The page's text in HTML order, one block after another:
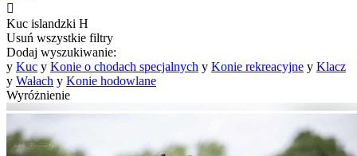

Kuc islandzki H
Usuń wszystkie filtry
Dodaj wyszukiwanie:
y Kuc y Konie o chodach specjalnych y Konie rekreacyjne y Klacz
y Wałach y Konie hodowlane
Wyróżnienie